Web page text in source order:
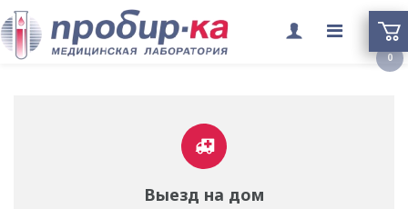
меню
Выезд на дом
0